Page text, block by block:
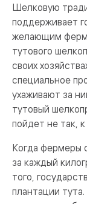
Шелковую
поддерживает
желающим
тутового
своих
специальное
ухаживают за
тутовый
пойдет не так,
Когда фермеры
за каждый
того,
плантации